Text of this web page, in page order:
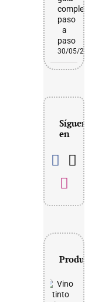
completa
paso
a
paso
30/05/2026
Síguenos
en
Productos